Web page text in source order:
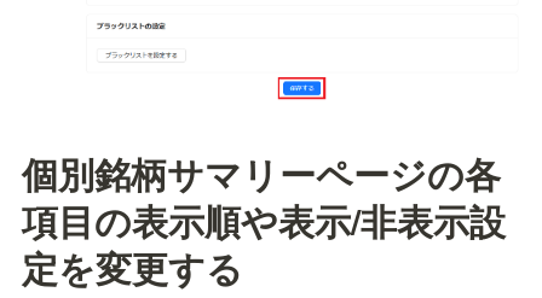
個別銘柄サマリーページの各
項目の表示順や表示/非表示設
定を変更する